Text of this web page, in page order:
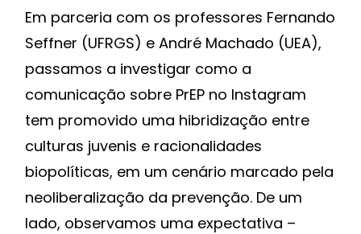
Em parceria com os professores Fernando
Seffner (UFRGS) e André Machado (UEA),
passamos a investigar como a
comunicação sobre PrEP no Instagram
tem promovido uma hibridização entre
culturas juvenis e racionalidades
biopolíticas, em um cenário marcado pela
neoliberalização da prevenção. De um
lado, observamos uma expectativa –